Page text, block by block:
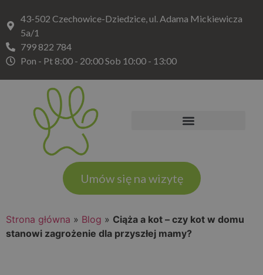
43-502 Czechowice-Dziedzice, ul. Adama Mickiewicza
5a/1
799 822 784
Pon - Pt 8:00 - 20:00 Sob 10:00 - 13:00
Umów się na wizytę
Strona główna » Blog » Ciąża a kot – czy kot w domu
stanowi zagrożenie dla przyszłej mamy?